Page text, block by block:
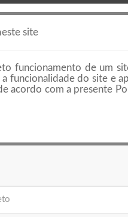
site
funcionamento de um
funcionalidade do site e
acordo com a presente